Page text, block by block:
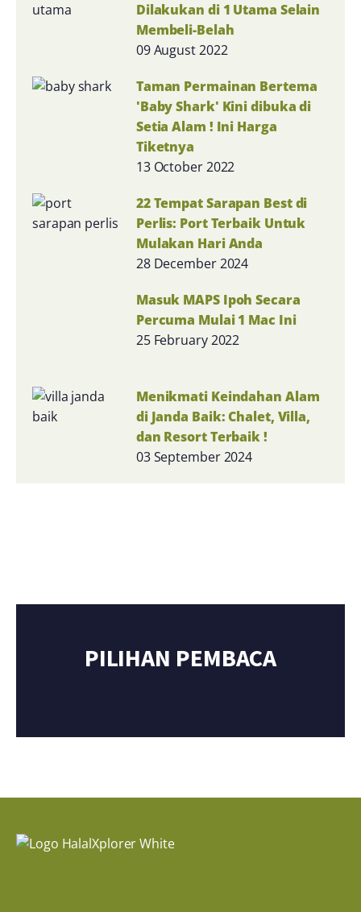
Dilakukan di 1 Utama Selain
Membeli-Belah
09 August 2022
Taman Permainan Bertema
'Baby Shark' Kini dibuka di
Setia Alam ! Ini Harga
Tiketnya
13 October 2022
22 Tempat Sarapan Best di
Perlis: Port Terbaik Untuk
Mulakan Hari Anda
28 December 2024
Masuk MAPS Ipoh Secara
Percuma Mulai 1 Mac Ini
25 February 2022
Menikmati Keindahan Alam
di Janda Baik: Chalet, Villa,
dan Resort Terbaik !
03 September 2024
PILIHAN PEMBACA